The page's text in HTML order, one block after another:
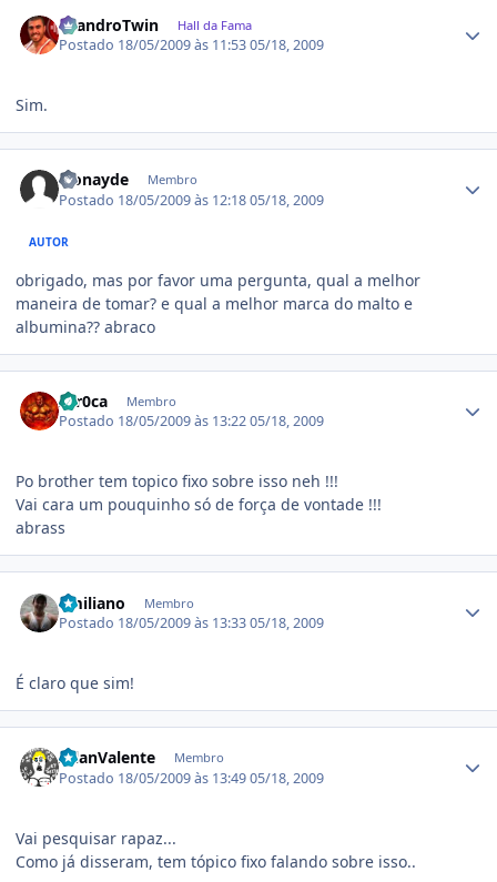
LeandroTwin Hall da Fama
Postado 18/05/2009 às 11:5305/18, 2009
Sim.
leonayde Membro
Postado 18/05/2009 às 12:1805/18, 2009
AUTOR
obrigado, mas por favor uma pergunta, qual a melhor
maneira de tomar? e qual a melhor marca do malto e
albumina?? abraco
zer0ca Membro
Postado 18/05/2009 às 13:2205/18, 2009
Po brother tem topico fixo sobre isso neh !!!
Vai cara um pouquinho só de força de vontade !!!
abrass
Emiliano Membro
Postado 18/05/2009 às 13:3305/18, 2009
É claro que sim!
AllanValente Membro
Postado 18/05/2009 às 13:4905/18, 2009
Vai pesquisar rapaz...
Como já disseram, tem tópico fixo falando sobre isso..